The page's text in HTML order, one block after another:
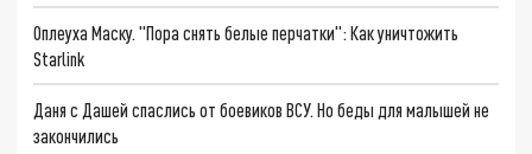
Оплеуха Маску. "Пора снять белые перчатки": Как уничтожить
Starlink
Даня с Дашей спаслись от боевиков ВСУ. Но беды для малышей не
закончились